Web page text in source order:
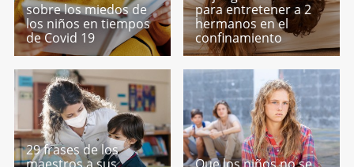
sobre los miedos de
los niños en tiempos
de Covid 19
para entretener a 2
hermanos en el
confinamiento
29 frases de los